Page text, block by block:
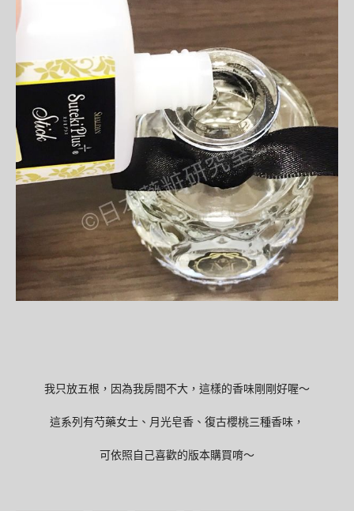
我只放五根，因為我房間不大，這樣的香味剛剛好喔～
這系列有芍藥女士、月光皂香、復古櫻桃三種香味，
可依照自己喜歡的版本購買唷～